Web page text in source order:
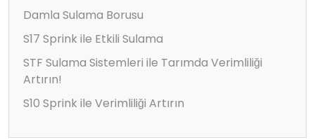
Damla Sulama Borusu
S17 Sprink ile Etkili Sulama
STF Sulama Sistemleri ile Tarımda Verimliliği
Artırın!
S10 Sprink ile Verimliliği Artırın